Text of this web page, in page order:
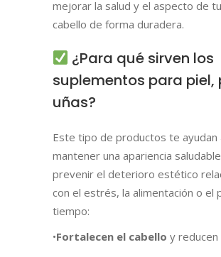
mejorar la salud y el aspecto de
cabello de forma duradera.
¿Para qué sirven los
suplementos para piel,
uñas?
Este tipo de productos te ayudan
mantener una apariencia
prevenir el deterioro estético
con el estrés, la alimentación o el
tiempo:
•Fortalecen el cabello y reducen